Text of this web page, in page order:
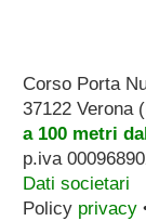
Corso Porta
37122 Verona
a 100 metri
p.iva
Dati societari
Policy privacy